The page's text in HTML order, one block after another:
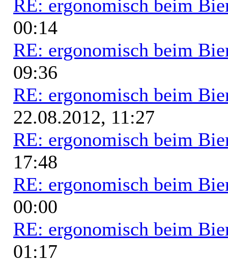
RE: ergonomisch beim
00:14
RE: ergonomisch beim
09:36
RE: ergonomisch beim
22.08.2012, 11:27
RE: ergonomisch beim
17:48
RE: ergonomisch beim
00:00
RE: ergonomisch beim
01:17